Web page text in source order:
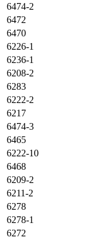
6474-2
6472
6470
6226-1
6236-1
6208-2
6283
6222-2
6217
6474-3
6465
6222-10
6468
6209-2
6211-2
6278
6278-1
6272